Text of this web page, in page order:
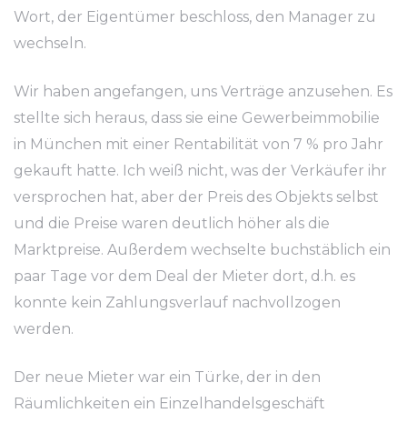
Wort, der Eigentümer beschloss, den Manager zu
wechseln.
Wir haben angefangen, uns Verträge anzusehen. Es
stellte sich heraus, dass sie eine Gewerbeimmobilie
in München mit einer Rentabilität von 7 % pro Jahr
gekauft hatte. Ich weiß nicht, was der Verkäufer ihr
versprochen hat, aber der Preis des Objekts selbst
und die Preise waren deutlich höher als die
Marktpreise. Außerdem wechselte buchstäblich ein
paar Tage vor dem Deal der Mieter dort, d.h. es
konnte kein Zahlungsverlauf nachvollzogen
werden.
Der neue Mieter war ein Türke, der in den
Räumlichkeiten ein Einzelhandelsgeschäft